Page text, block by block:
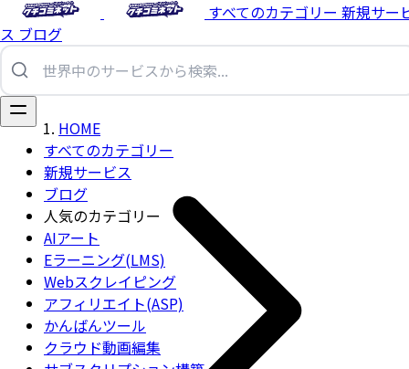
すべてのカテゴリー 新規サー
ス ブログ
すべてのカテゴリー
新規サービス
ブログ
人気のカテゴリー
AIアート
Eラーニング(LMS)
Webスクレイピング
アフィリエイト(ASP)
かんばんツール
クラウド動画編集
HOME